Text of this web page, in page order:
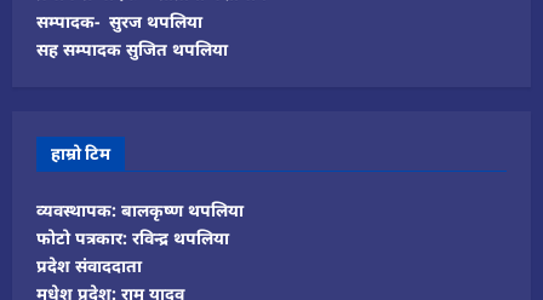
सम्पादक- सुरज थपलिया
सह सम्पादक सुजित थपलिया
हाम्रो टिम
व्यवस्थापक: बालकृष्ण थपलिया
फोटो पत्रकार: रविन्द्र थपलिया
प्रदेश संवाददाता
मधेश प्रदेश: रामु यादव